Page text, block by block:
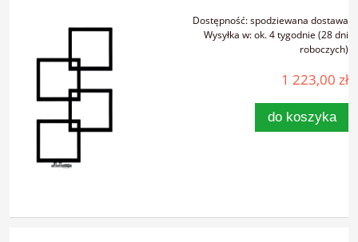
Dostępność:spodziewana dostawa
Wysyłka w:ok. 4 tygodnie (28 dni
roboczych)
1 223,00 zł
do koszyka